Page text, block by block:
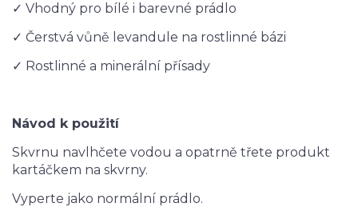
✓ Vhodný pro bílé i barevné prádlo
✓ Čerstvá vůně levandule na rostlinné bázi
✓ Rostlinné a minerální přísady
Návod k použití
Skvrnu navlhčete vodou a opatrně třete produkt
kartáčkem na skvrny.
Vyperte jako normální prádlo.